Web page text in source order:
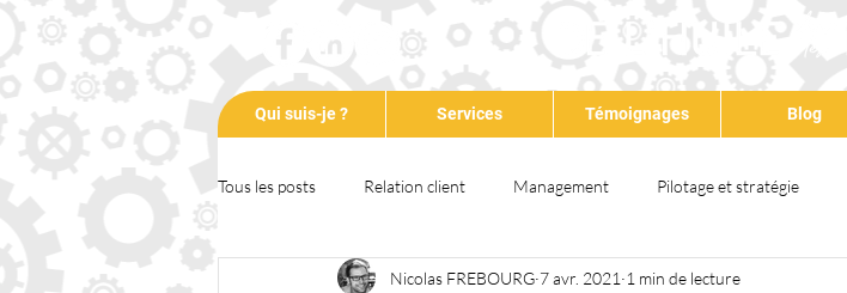
Qui suis-je ? Services Témoignages Blog
Tous les posts Relation client Management Pilotage et stratégie
Communication Entrepreneuriat Qualité Environnement
Nicolas FREBOURG 7 avr. 2021 1 min de lecture